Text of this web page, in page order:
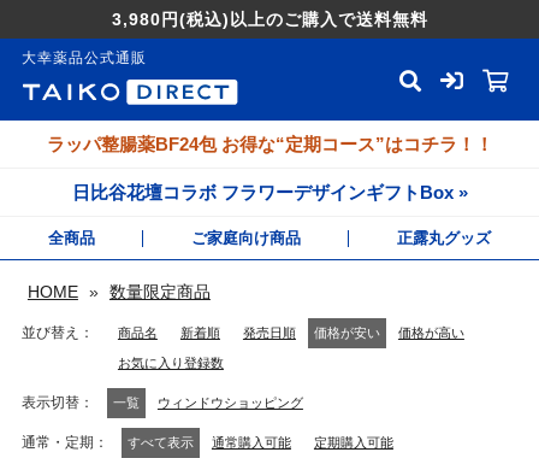
3,980円(税込) 以上のご購入で送料無料
大幸薬品公式通販
ラッパ整腸薬BF24包 お得な“定期コース”はコチラ！！
日比谷花壇コラボ フラワーデザインギフトBox »
全商品 ご家庭向け商品 正露丸グッズ
HOME » 数量限定商品
並び替え 商品名 新着順 発売日順 価格が安い 価格が高い
お気に入り登録数
表示切替 一覧 ウィンドウショッピング
通常・定期 すべて表示 通常購入可能 定期購入可能